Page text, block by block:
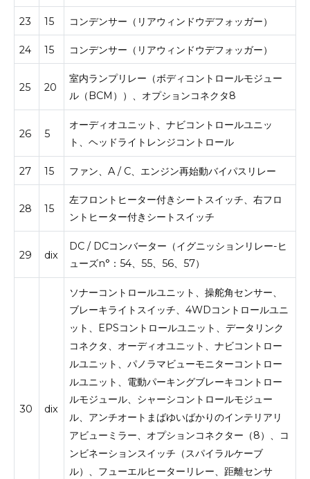
23 15 コンデンサー（リアウィンドウデフォッガー）
24 15 コンデンサー（リアウィンドウデフォッガー）
25 20
室内ランプリレー（ボディコントロールモジュー
ル（BCM））、オプションコネクタ8
26 5
オーディオユニット、ナビコントロールユニッ
ト、ヘッドライトレンジコントロール
27 15 ファン、A / C、エンジン再始動バイパスリレー
28 15
左フロントヒーター付きシートスイッチ、右フロ
ントヒーター付きシートスイッチ
29 dix
DC / DCコンバーター（イグニッションリレー-ヒ
ューズn°：54、55、56、57）
30 dix
ソナーコントロールユニット、操舵角センサー、
ブレーキライトスイッチ、4WDコントロールユニ
ット、EPSコントロールユニット、データリンク
コネクタ、オーディオユニット、ナビコントロー
ルユニット、パノラマビューモニターコントロー
ルユニット、電動パーキングブレーキコントロー
ルモジュール、シャーシコントロールモジュー
ル、アンチオートまばゆいばかりのインテリアリ
アビューミラー、オプションコネクター（8）、コ
ンビネーションスイッチ（スパイラルケーブ
ル）、フューエルヒーターリレー、距離センサ